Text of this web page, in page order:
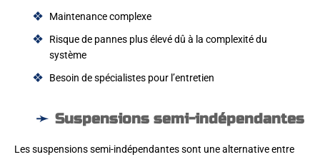
Maintenance complexe
Risque de pannes plus élevé dû à la complexité du
système
Besoin de spécialistes pour l’entretien
Suspensions semi-indépendantes
Les suspensions semi-indépendantes sont une alternative entre